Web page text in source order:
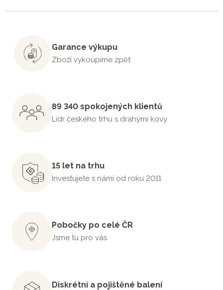
Garance výkupu
Zboží vykoupíme zpět
89 340 spokojených klientů
Lídr českého trhu s drahými kovy
15 let na trhu
Investujete s námi od roku 2011
Pobočky po celé ČR
Jsme tu pro vás
Diskrétní a pojištěné balení